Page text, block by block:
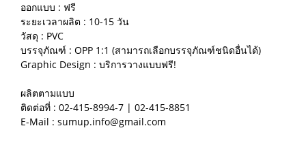
ออกแบบ : ฟรี
ระยะเวลาผลิต : 10-15 วัน
วัสดุ : PVC
บรรจุภัณฑ์ : OPP 1:1 (สามารถเลือกบรรจุภัณฑ์ชนิดอื่นได้)
Graphic Design : บริการวางแบบฟรี!
ผลิตตามแบบ
ติดต่อที่ : 02-415-8994-7 | 02-415-8851
E-Mail : sumup.info@gmail.com